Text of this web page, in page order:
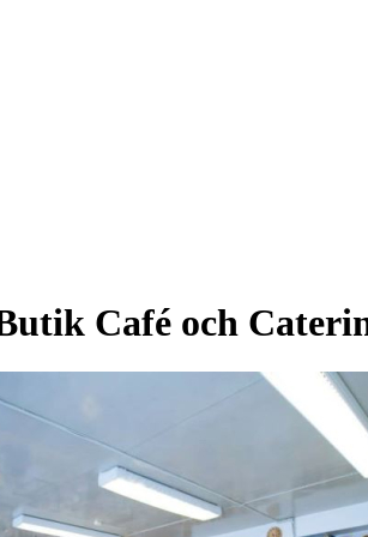
Café och